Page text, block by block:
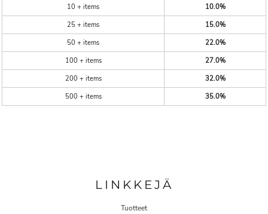
10 + items
10.0%
25 + items
15.0%
50 + items
22.0%
100 + items
27.0%
200 + items
32.0%
500 + items
35.0%
LINKKEJÄ
Tuotteet